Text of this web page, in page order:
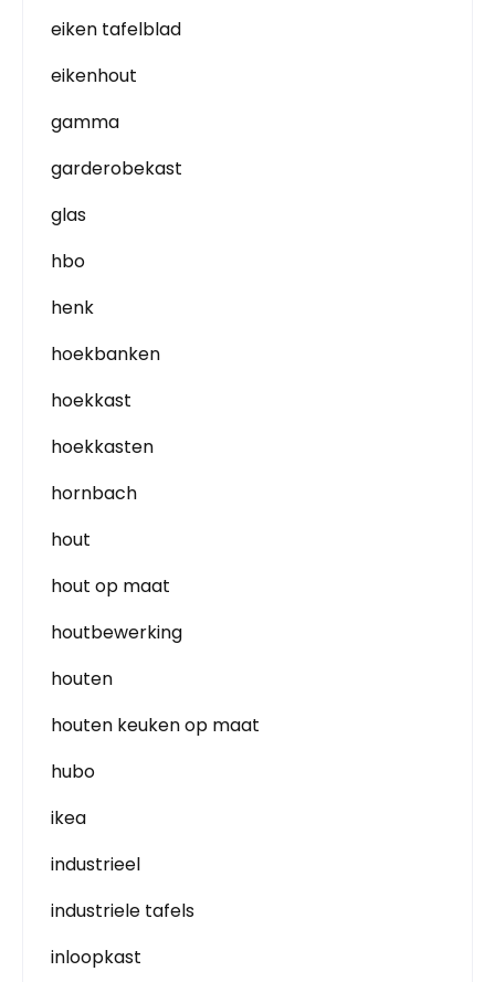
eiken tafelblad
eikenhout
gamma
garderobekast
glas
hbo
henk
hoekbanken
hoekkast
hoekkasten
hornbach
hout
hout op maat
houtbewerking
houten
houten keuken op maat
hubo
ikea
industrieel
industriele tafels
inloopkast